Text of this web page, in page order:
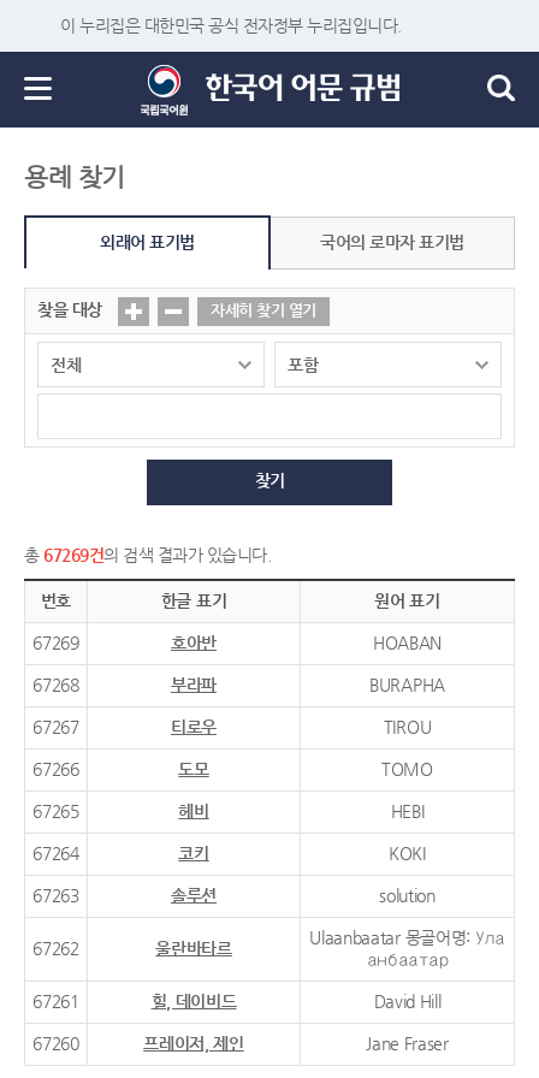
이 누리집은 대한민국 공식 전자정부 누리집입니다.
용례 찾기
외래어 표기법 국어의 로마자 표기법
찾을 대상 자세히 찾기 열기
찾기
총 67269건의 검색 결과가 있습니다.
번호 한글 표기 원어 표기
67269 호아반 HOABAN
67268 부라파 BURAPHA
67267 티로우 TIROU
67266 도모 TOMO
67265 헤비 HEBI
67264 코키 KOKI
67263 솔루션 solution
67262 울란바타르
Ulaanbaatar 몽골어명: Ула
анбаатар
67261 힐, 데이비드 David Hill
67260 프레이저, 제인 Jane Fraser